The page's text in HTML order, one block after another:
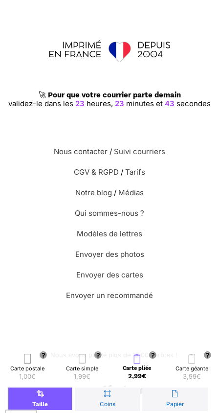
Carte postale
1,00€
Carte simple
1,99€
Carte pliée
2,99€
Carte géante
3,99€
Taille Coins Papier
🚀 Pour que votre courrier parte demain
validez-le dans les 23 heures, 23 minutes et 43 secondes
Nous contacter / Suivi courriers
CGV & RGPD / Tarifs
Notre blog / Médias
Qui sommes-nous ?
Modèles de lettres
Envoyer des photos
Envoyer des cartes
Envoyer un recommandé
🌳 Nous avons planté plus de 13.000 arbres !
© Merci Facteur